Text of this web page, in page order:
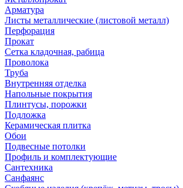
Арматура
Листы металлические (листовой металл)
Перфорация
Прокат
Сетка кладочная, рабица
Проволока
Труба
Внутренняя отделка
Напольные покрытия
Плинтусы, порожки
Подложка
Керамическая плитка
Обои
Подвесные потолки
Профиль и комплектующие
Сантехника
Санфаянс